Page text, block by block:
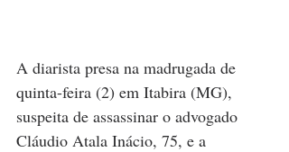
A diarista presa na madrugada de
quinta-feira (2) em Itabira (MG),
suspeita de assassinar o advogado
Cláudio Atala Inácio, 75, e a